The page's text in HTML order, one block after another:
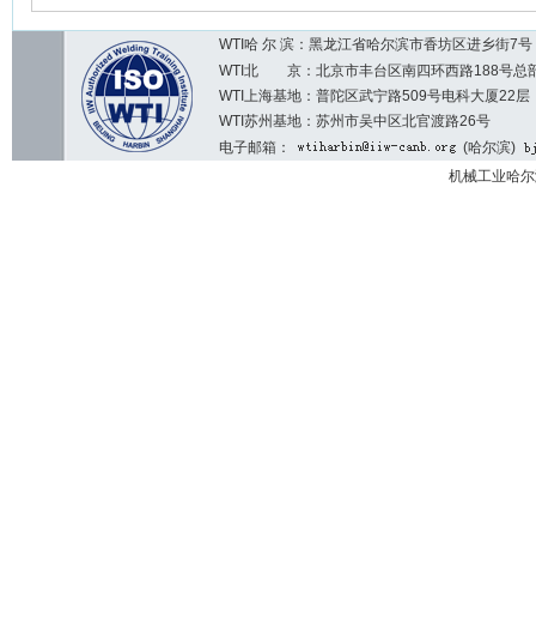
WTI哈 尔 滨：黑龙江省哈尔滨市香坊区进乡街
WTI北 京：北京市丰台区南四环西路188号总
WTI上海基地：普陀区武宁路509号电科大厦22层
WTI苏州基地：苏州市吴中区北官渡路26号
电子邮箱：
(哈尔滨)
机械工业哈